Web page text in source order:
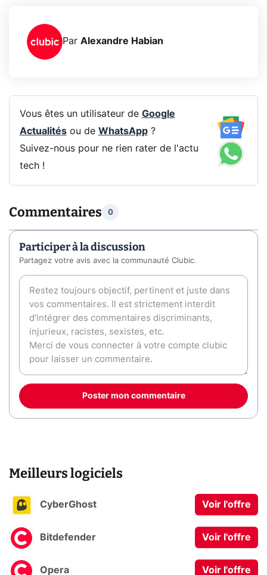
Par Alexandre Habian
Vous êtes un utilisateur de Google
Actualitésou de WhatsApp?
Suivez-nous pour ne rien rater de l'actu
tech !
Commentaires 0
Participer à la discussion
Partagez votre avis avec la communauté Clubic.
Poster mon commentaire
Meilleurs logiciels
CyberGhost Voir l'offre
Bitdefender Voir l'offre
Opera Voir l'offre